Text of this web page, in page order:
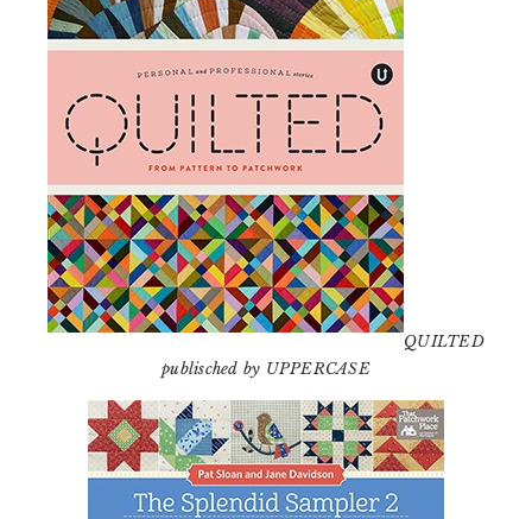
QUILTED
publisched by UPPERCASE